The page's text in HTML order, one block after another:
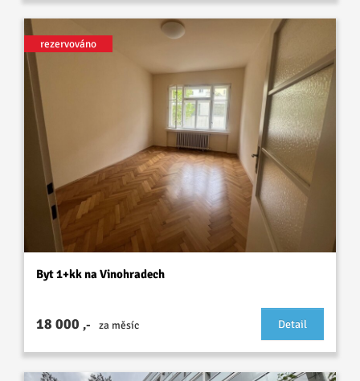
rezervováno
Byt 1+kk na Vinohradech
18 000 ,- za měsíc Detail